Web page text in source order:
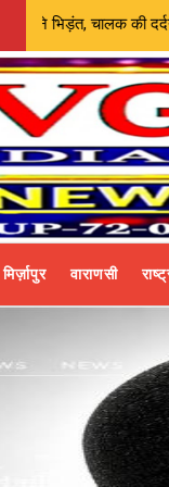
दर्दनाक मौत | कुएं
मिर्ज़ापुर वाराणसी